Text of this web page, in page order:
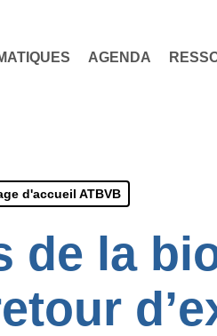
AGENDA
d'accueil ATBVB
de la